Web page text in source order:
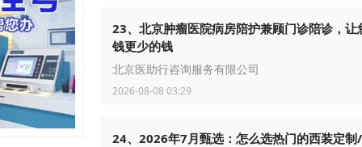
23、北京肿瘤医院病房陪护兼顾门诊陪诊，让
钱更少的钱
北京医助行咨询服务有限公司
2026-08-08 03:29
24、2026年7月甄选：怎么选热门的西装定制